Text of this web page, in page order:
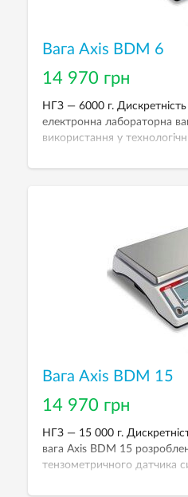
Вага Axis BDM 6
14 970 грн
НГЗ — 6000 г.
електронна лабораторна
використання у
Вага Axis BDM 15
14 970 грн
НГЗ — 15 000 г.
вага Axis BDM 15
тензометричного датчика